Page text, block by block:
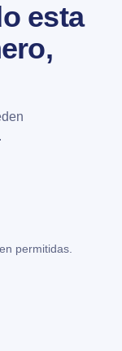
esta
permitidas.